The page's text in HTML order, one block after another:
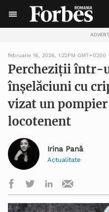
februarie 16, 2026, 1:22PM GMT+0200
Percheziții într-
înșelăciuni cu
vizat un pompier
locotenent
Irina Pană
Actualitate